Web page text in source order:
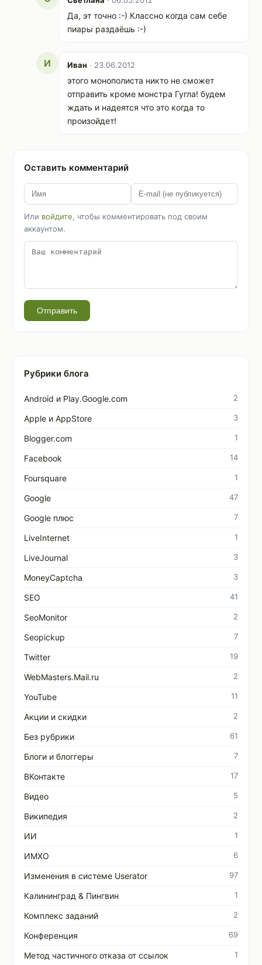
Да, эт точно :-) Классно когда сам себе
пиары раздаёшь :-)
И Иван · 23.06.2012
этого монополиста никто не сможет
отправить кроме монстра Гугла! будем
ждать и надеятся что это когда то
произойдет!
Оставить комментарий
Или войдите, чтобы комментировать под своим
аккаунтом.
Отправить
Рубрики блога
Android и Play.Google.com 2
Apple и AppStore 3
Blogger.com 1
Facebook 14
Foursquare 1
Google 47
Google плюс 7
LiveInternet 1
LiveJournal 3
MoneyCaptcha 3
SEO 41
SeoMonitor 2
Seopickup 7
Twitter 19
WebMasters.Mail.ru 2
YouTube 11
Акции и скидки 2
Без рубрики 61
Блоги и блоггеры 7
ВКонтакте 17
Видео 5
Википедия 2
ИИ 1
ИМХО 6
Изменения в системе Userator 97
Калининград & Пингвин 1
Комплекс заданий 2
Конференция 69
Метод частичного отказа от ссылок 1